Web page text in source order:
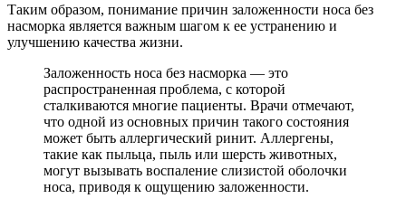
Таким образом, понимание причин заложенности носа без
насморка является важным шагом к ее устранению и
улучшению качества жизни.
Заложенность носа без насморка — это
распространенная проблема, с которой
сталкиваются многие пациенты. Врачи отмечают,
что одной из основных причин такого состояния
может быть аллергический ринит. Аллергены,
такие как пыльца, пыль или шерсть животных,
могут вызывать воспаление слизистой оболочки
носа, приводя к ощущению заложенности.